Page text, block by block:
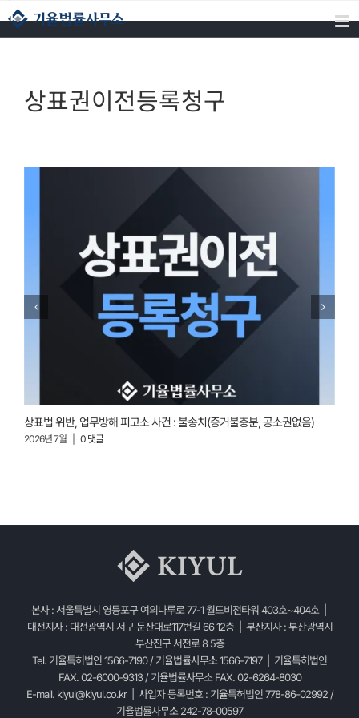
콘텐츠로
건너뛰기
상표권이전등록청구
상표법 위반, 업무방해 피고소 사건 : 불송치(증거불충분, 공소권없음)
2026년 7월 0 댓글
본사 : 서울특별시 영등포구 여의나루로 77-1 월드비전타워 403호~404호 |
대전지사 : 대전광역시 서구 둔산대로117번길 66 12층 | 부산지사 : 부산광역시
부산진구 서전로 8 5층
Tel. 기율특허법인 1566-7190 / 기율법률사무소 1566-7197 | 기율특허법인
FAX. 02-6000-9313 / 기율법률사무소 FAX. 02-6264-8030
E-mail. kiyul@kiyul.co.kr| 사업자 등록번호 : 기율특허법인 778-86-02992 /
기율법률사무소 242-78-00597